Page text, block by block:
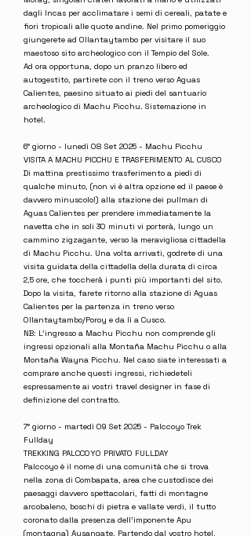
dagli Incas per acclimatare i semi di cereali, patate e
fiori tropicali alle quote andine. Nel primo pomeriggio
giungerete ad Ollantaytambo per visitare il suo
maestoso sito archeologico con il Tempio del Sole.
Ad ora opportuna, dopo un pranzo libero ed
autogestito, partirete con il treno verso Aguas
Calientes, paesino situato ai piedi del santuario
archeologico di Machu Picchu. Sistemazione in
hotel.
6° giorno - lunedì 08 Set 2025 - Machu Picchu
VISITA A MACHU PICCHU E TRASFERIMENTO AL CUSCO
Di mattina prestissimo trasferimento a piedi di
qualche minuto, (non vi è altra opzione ed il paese è
davvero minuscolo!) alla stazione dei pullman di
Aguas Calientes per prendere immediatamente la
navetta che in soli 30 minuti vi porterà, lungo un
cammino zigzagante, verso la meravigliosa cittadella
di Machu Picchu. Una volta arrivati, godrete di una
visita guidata della cittadella della durata di circa
2,5 ore, che toccherà i punti più importanti del sito.
Dopo la visita, farete ritorno alla stazione di Aguas
Calientes per la partenza in treno verso
Ollantaytambo/Poroy e da lì a Cusco.
NB: L'ingresso a Machu Picchu non comprende gli
ingressi opzionali alla Montaña Machu Picchu o alla
Montaña Wayna Picchu. Nel caso siate interessati a
comprare anche questi ingressi, richiedeteli
espressamente ai vostri travel designer in fase di
definizione del contratto.
7° giorno - martedì 09 Set 2025 - Palccoyo Trek
Fullday
TREKKING PALCCOYO PRIVATO FULLDAY
Palccoyo è il nome di una comunità che si trova
nella zona di Combapata, area che custodisce dei
paesaggi davvero spettacolari, fatti di montagne
arcobaleno, boschi di pietra e vallate verdi, il tutto
coronato dalla presenza dell’imponente Apu
(montagna) Ausangate. Partendo dal vostro hotel,